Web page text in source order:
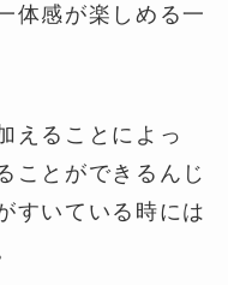
体感が楽しめる一
えることによっ
ことができるんじ
すいている時には